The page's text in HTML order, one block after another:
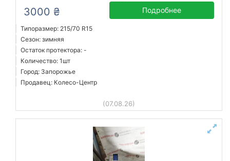
3000 ₴ Подробнее
Типоразмер: 215/70 R15
Сезон: зимняя
Остаток протектора: -
Количество: 1шт
Город: Запорожье
Продавец: Колесо-Центр
(07.08.26)